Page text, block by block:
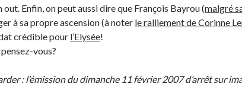
out. Enfin, on peut aussi dire que François Bayrou (malgré
à sa propre ascension (à noter le ralliement de Corinne
crédible pour l’Elysée!
pensez-vous?
: l’émission du dimanche 11 février 2007 d’arrêt sur